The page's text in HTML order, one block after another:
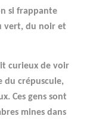
si frappante
vert, du noir et
curieux de voir
du crépuscule,
Ces gens sont
mines dans